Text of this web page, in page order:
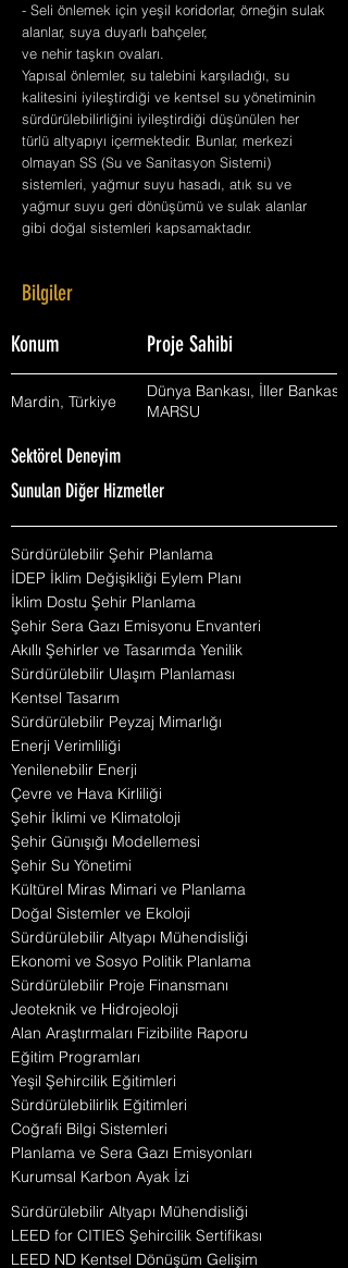
- Seli önlemek için yeşil koridorlar, örneğin sulak
alanlar, suya duyarlı bahçeler,
ve nehir taşkın ovaları.
Yapısal önlemler, su talebini karşıladığı, su
kalitesini iyileştirdiği ve kentsel su yönetiminin
sürdürülebilirliğini iyileştirdiği düşünülen her
türlü altyapıyı içermektedir. Bunlar, merkezi
olmayan SS (Su ve Sanitasyon Sistemi)
sistemleri, yağmur suyu hasadı, atık su ve
yağmur suyu geri dönüşümü ve sulak alanlar
gibi doğal sistemleri kapsamaktadır.
Bilgiler
Konum Proje Sahibi
Mardin, Türkiye
Dünya Bankası, İller Bankası,
MARSU
Sektörel Deneyim
Sunulan Diğer Hizmetler
Sürdürülebilir Şehir Planlama
İDEP İklim Değişikliği Eylem Planı
İklim Dostu Şehir Planlama
Şehir Sera Gazı Emisyonu Envanteri
Akıllı Şehirler ve Tasarımda Yenilik
Sürdürülebilir Ulaşım Planlaması
Kentsel Tasarım
Sürdürülebilir Peyzaj Mimarlığı
Enerji Verimliliği
Yenilenebilir Enerji
Çevre ve Hava Kirliliği
Şehir İklimi ve Klimatoloji
Şehir Günışığı Modellemesi
Şehir Su Yönetimi
Kültürel Miras Mimari ve Planlama
Doğal Sistemler ve Ekoloji
Sürdürülebilir Altyapı Mühendisliği
Ekonomi ve Sosyo Politik Planlama
Sürdürülebilir Proje Finansmanı
Jeoteknik ve Hidrojeoloji
Alan Araştırmaları Fizibilite Raporu
Eğitim Programları
Yeşil Şehircilik Eğitimleri
Sürdürülebilirlik Eğitimleri
Coğrafi Bilgi Sistemleri
Planlama ve Sera Gazı Emisyonları
Kurumsal Karbon Ayak İzi
Sürdürülebilir Altyapı Mühendisliği
LEED for CITIES Şehircilik Sertifikası
LEED ND Kentsel Dönüşüm Gelişim